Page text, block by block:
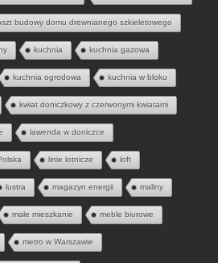
budowy domu drewnianego szkieletowego
kuchnia kuchnia gazowa
kuchnia ogrodowa kuchnia w bloku
kwiat doniczkowy z czerwonymi kwiatami
lawenda w doniczce
linie lotnicze loft
lustra magazyn energii maliny
małe mieszkanie meble biurowe
metro w Warszawie